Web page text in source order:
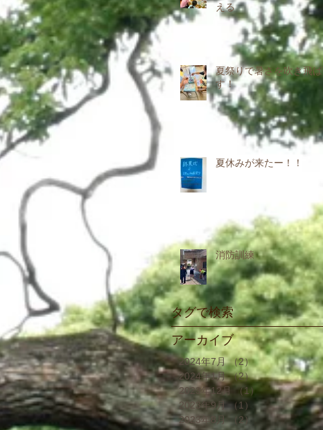
える
夏祭りで暑さを吹き飛ば
す！
夏休みが来たー！！
消防訓練
タグで検索
アーカイブ
2024年7月 （2）2件の記事
2024年1月 （2）2件の記事
2023年12月 （1）1件の記事
2023年9月 （1） 1件の記事
2023年8月 （2）
2件の記事